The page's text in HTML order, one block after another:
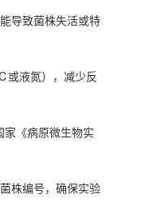
导致菌株失活或特
或液氮），减少反
《病原微生物实
株编号，确保实验